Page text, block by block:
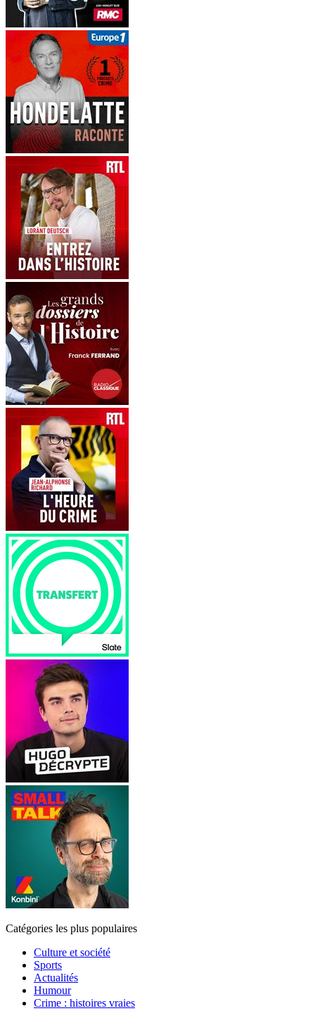
Catégories les plus populaires
Culture et société
Sports
Actualités
Humour
Crime : histoires vraies